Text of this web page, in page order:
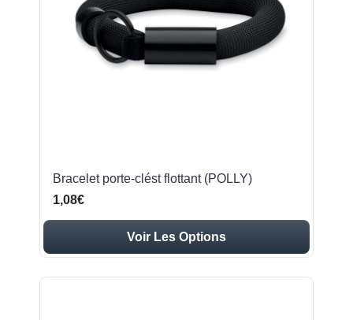
Bracelet porte-clést flottant (POLLY)
1,08€
Voir Les Options